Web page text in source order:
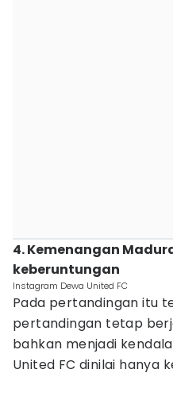
4. Kemenangan
keberuntungan
Instagram Dewa United FC
Pada pertandingan itu
pertandingan tetap
bahkan menjadi
United FC dinilai hanya